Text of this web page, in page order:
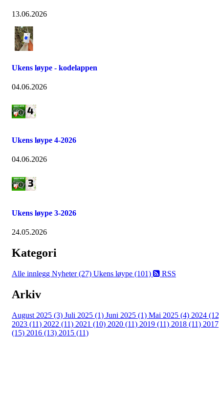
13.06.2026
Ukens løype - kodelappen
04.06.2026
Ukens løype 4-2026
04.06.2026
Ukens løype 3-2026
24.05.2026
Kategori
Alle innlegg Nyheter (27) Ukens løype (101) RSS
Arkiv
August 2025 (3) Juli 2025 (1) Juni 2025 (1) Mai 2025 (4) 2024
2023 (11) 2022 (11) 2021 (10) 2020 (11) 2019 (11) 2018 (11) 2017
(15) 2016 (13) 2015 (11)